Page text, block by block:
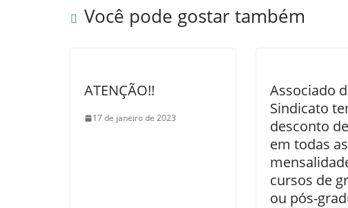
o
Você pode gostar também
ATENÇÃO!!
17 de janeiro de 2023
Associado
Sindicato
desconto
em todas as
cursos de
ou pós-